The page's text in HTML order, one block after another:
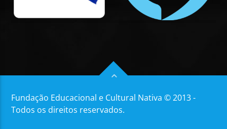
Fundação Educacional e Cultural Nativa © 2013 -
Todos os direitos reservados.